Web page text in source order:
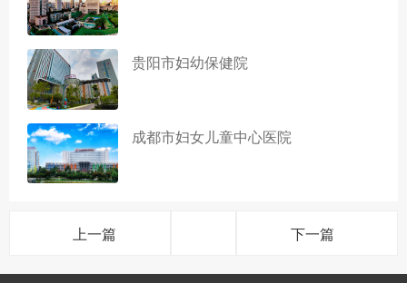
贵阳市妇幼保健院
成都市妇女儿童中心医院
上一篇 下一篇